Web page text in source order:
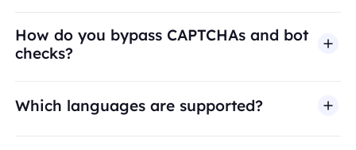
How do you bypass CAPTCHAs and bot
checks?
Which languages are supported?